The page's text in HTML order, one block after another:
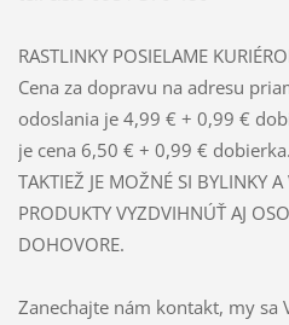
RASTLINKY POSIELAME
Cena za dopravu na adresu
odoslania je 4,99 € + 0,99 €
je cena 6,50 € + 0,99 € dobierka.
TAKTIEŽ JE MOŽNÉ SI BYLINKY A
PRODUKTY VYZDVIHNÚŤ AJ
DOHOVORE.
Zanechajte nám kontakt, my sa